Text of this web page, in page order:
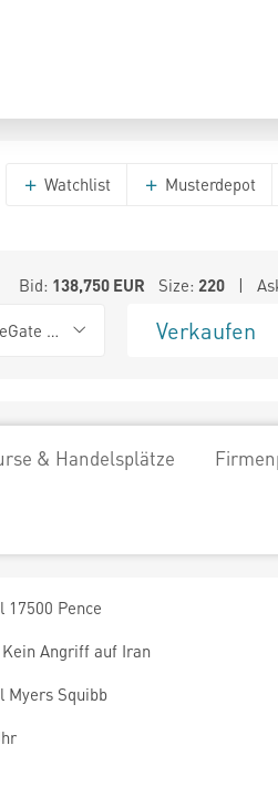
Watchlist Musterdepot
Bid: 138,750EUR Size: 220|
BSX Verkaufen
& Handelsplätze
Pence
Kein Angriff auf Iran
Myers Squibb